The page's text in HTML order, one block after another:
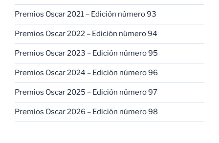
Premios Oscar 2021 – Edición número 93
Premios Oscar 2022 – Edición número 94
Premios Oscar 2023 – Edición número 95
Premios Oscar 2024 – Edición número 96
Premios Oscar 2025 – Edición número 97
Premios Oscar 2026 – Edición número 98